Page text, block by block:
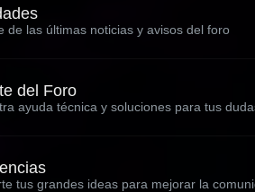
de las últimas noticias y avisos del foro
del Foro
ayuda técnica y soluciones para tus
tus grandes ideas para mejorar la